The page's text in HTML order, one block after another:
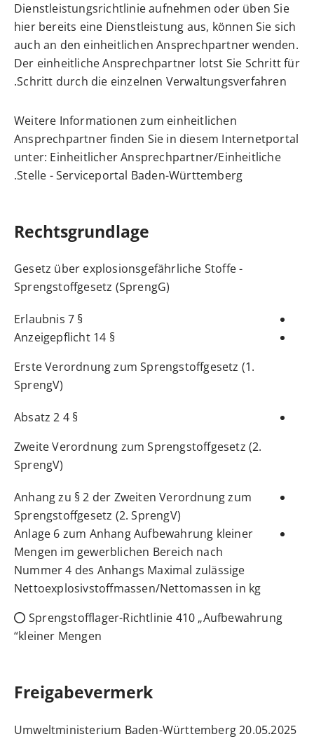
Dienstleistungsrichtlinie aufnehmen oder üben Sie
hier bereits eine Dienstleistung aus, können Sie sich
auch an den einheitlichen Ansprechpartner wenden.
Der einheitliche Ansprechpartner lotst Sie Schritt für
Schritt durch die einzelnen Verwaltungsverfahren.
Weitere Informationen zum einheitlichen
Ansprechpartner finden Sie in diesem Internetportal
unter: Einheitlicher Ansprechpartner/Einheitliche
Stelle - Serviceportal Baden-Württemberg
.
Rechtsgrundlage
Gesetz über explosionsgefährliche Stoffe -
Sprengstoffgesetz (SprengG)
§ 7 Erlaubnis
§ 14 Anzeigepflicht
Erste Verordnung zum Sprengstoffgesetz (1.
SprengV)
§ 4 Absatz 2
Zweite Verordnung zum Sprengstoffgesetz (2.
SprengV)
Anhang zu § 2 der Zweiten Verordnung zum
Sprengstoffgesetz (2. SprengV)
Anlage 6 zum Anhang Aufbewahrung kleiner
Mengen im gewerblichen Bereich nach
Nummer 4 des Anhangs Maximal zulässige
Nettoexplosivstoffmassen/Nettomassen in kg
Sprengstofflager-Richtlinie 410 „Aufbewahrung
kleiner Mengen“
Freigabevermerk
20.05.2025
Umweltministerium Baden-Württemberg